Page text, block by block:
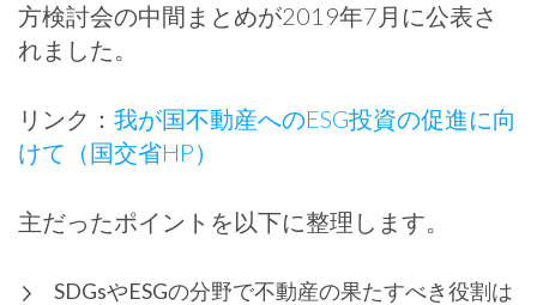
方検討会の中間まとめが2019年7月に公表さ
れました。
リンク： 我が国不動産へのESG投資の促進に向
けて（国交省HP）
主だったポイントを以下に整理します。
SDGsやESGの分野で不動産の果たすべき役割は